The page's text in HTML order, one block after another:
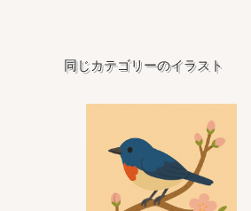
同じカテゴリーのイラスト